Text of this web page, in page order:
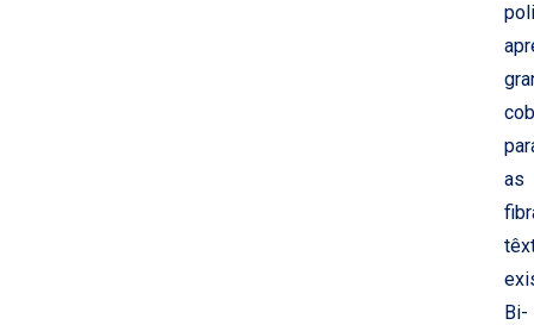
as
Bi-